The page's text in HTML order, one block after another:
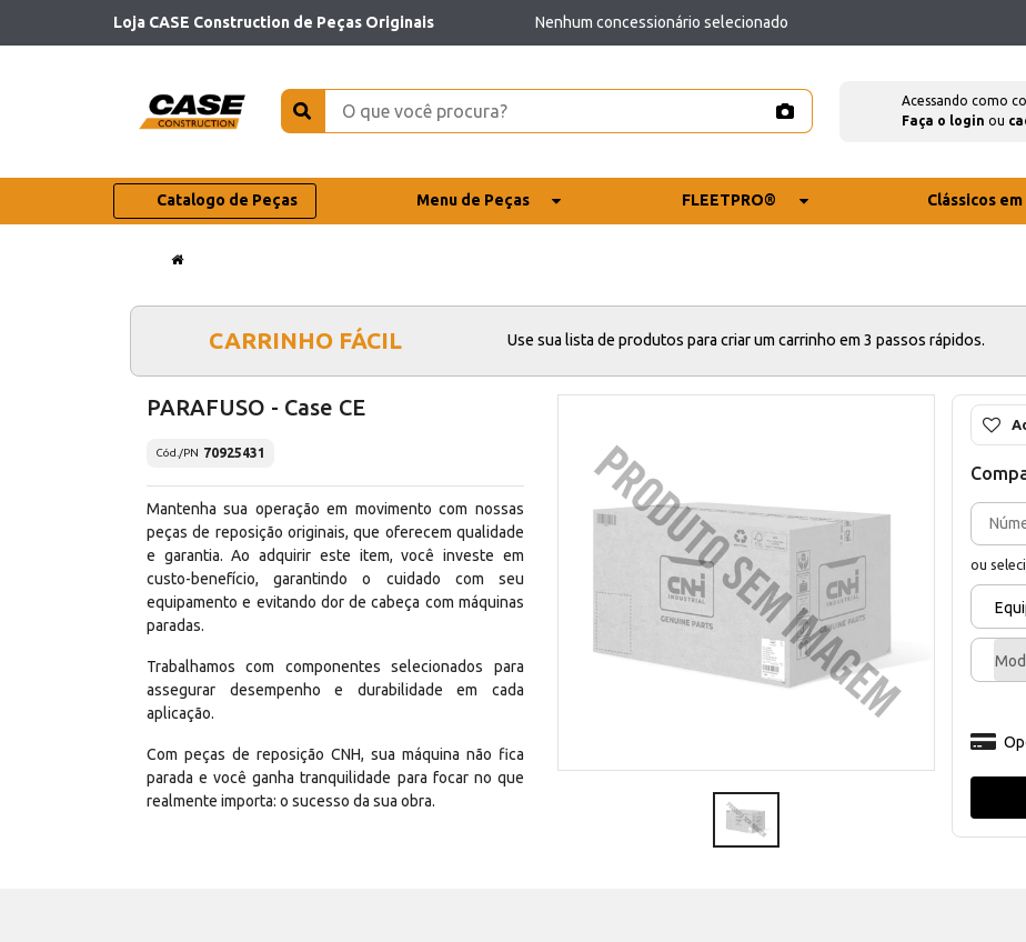
Loja CASE Construction de Peças Originais Nenhum concessionário selecionado
Acessando como
Faça o login ou
Catalogo de Peças Menu de Peças FLEETPRO® Clássicos
CARRINHO FÁCIL Use sua lista de produtos para criar um carrinho em 3 passos rápidos.
PARAFUSO - Case CE
Cód./PN 70925431
Mantenha sua operação em movimento com nossas
peças de reposição originais, que oferecem qualidade
e garantia. Ao adquirir este item, você investe em
custo-benefício, garantindo o cuidado com seu
equipamento e evitando dor de cabeça com máquinas
paradas.
Trabalhamos com componentes selecionados para
assegurar desempenho e durabilidade em cada
aplicação.
Com peças de reposição CNH, sua máquina não fica
parada e você ganha tranquilidade para focar no que
realmente importa: o sucesso da sua obra.
ou